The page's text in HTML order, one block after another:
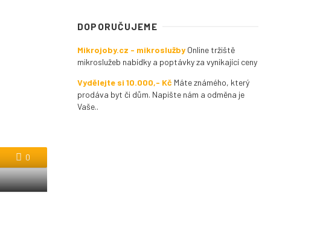
0
DOPORUČUJEME
Mikrojoby.cz - mikroslužby Online tržiště
mikroslužeb nabídky a poptávky za vynikající ceny
Vydělejte si 10.000,- Kč Máte známého, který
prodáva byt či dům. Napište nám a odměna je
Vaše..